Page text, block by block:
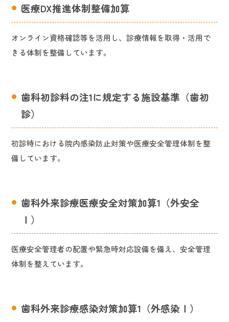
医療DX推進体制整備加算
オンライン資格確認等を活用し、診療情報を取得・活用で
きる体制を整備しています。
歯科初診料の注1に規定する施設基準（歯初
診）
初診時における院内感染防止対策や医療安全管理体制を整
備しています。
歯科外来診療医療安全対策加算1（外安全
Ⅰ）
医療安全管理者の配置や緊急時対応設備を備え、安全管理
体制を整えています。
歯科外来診療感染対策加算1（外感染Ⅰ）